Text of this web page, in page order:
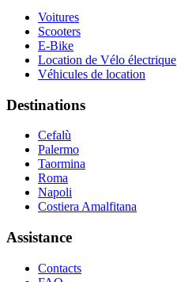
Voitures
Scooters
E-Bike
Location de Vélo électrique
Véhicules de location
Destinations
Cefalù
Palermo
Taormina
Roma
Napoli
Costiera Amalfitana
Assistance
Contacts